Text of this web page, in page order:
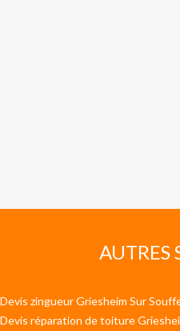
AUTRES
Devis zingueur Griesheim Sur
Devis réparation de toiture